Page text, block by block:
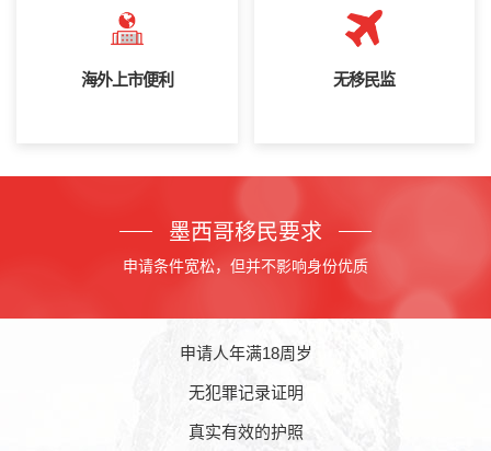
海外上市便利 无移民监
墨西哥移民要求
申请条件宽松，但并不影响身份优质
申请人年满18周岁
无犯罪记录证明
真实有效的护照